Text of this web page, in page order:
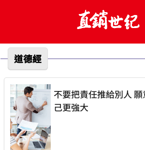
道德經
不要把責任推給別人 願意負責，會讓自
己更強大